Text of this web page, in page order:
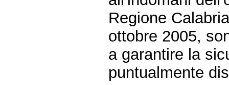
Regione
ottobre 2005,
a garantire la
puntualmente